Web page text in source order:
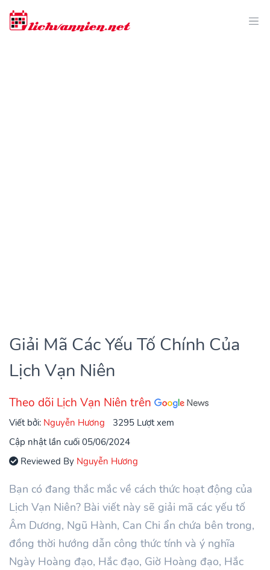
Giải Mã Các Yếu Tố Chính Của
Lịch Vạn Niên
Theo dõi Lịch Vạn Niên trên
Viết bởi: Nguyễn Hương
3295 Lượt xem
Cập nhật lần cuối 05/06/2024
Reviewed By Nguyễn Hương
Bạn có đang thắc mắc về cách thức hoạt động của
Lịch Vạn Niên? Bài viết này sẽ giải mã các yếu tố
Âm Dương, Ngũ Hành, Can Chi ẩn chứa bên trong,
đồng thời hướng dẫn công thức tính và ý nghĩa
Ngày Hoàng đạo, Hắc đạo, Giờ Hoàng đạo, Hắc